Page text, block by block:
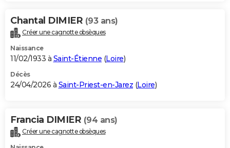
Bricolage
Lifestyle
Culture
Sport
Auto
Television
Voyage
Cinema
Chantal DIMIER (93 ans)
Créer une cagnotte obsèques
Naissance
11/02/1933 à Saint-Étienne (Loire)
Décès
24/04/2026 à Saint-Priest-en-Jarez (Loire)
Francia DIMIER (94 ans)
Créer une cagnotte obsèques